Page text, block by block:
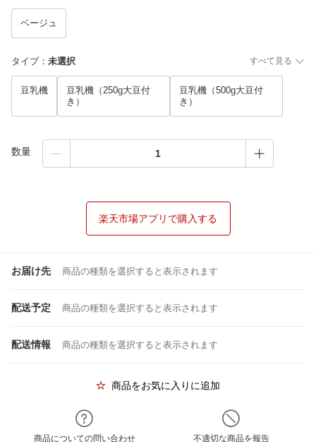
ベージュ
タイプ： 未選択 すべて見る
豆乳機
豆乳機（250g大豆付
き）
豆乳機（500g大豆付
き）
数量
楽天市場アプリで購入する
お届け先 商品の種類を選択すると表示されます
配送予定 商品の種類を選択すると表示されます
配送情報 商品の種類を選択すると表示されます
商品をお気に入りに追加
商品についての問い合わせ 不適切な商品を報告